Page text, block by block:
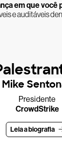
em que você
e auditáveis
Mike
Presidente
CrowdStrike
Leia a biografia